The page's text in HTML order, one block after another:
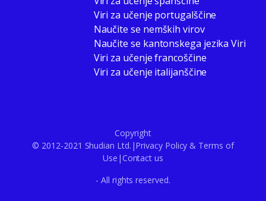
Viri za učenje portugalščine
Naučite se nemških virov
Naučite se kantonskega jezika Viri
Viri za učenje francoščine
Viri za učenje italijanščine
Copyright
© 2012-2021 Shudian Ltd.|Privacy Policy & Terms of
Use | Contact us
- All rights reserved.